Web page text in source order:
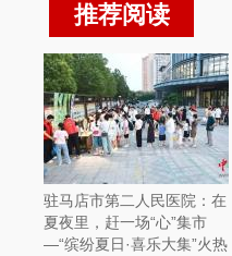
推荐阅读
驻马店市第二人民医院：在
夏夜里，赶一场“心”集市
—“缤纷夏日·喜乐大集”火热